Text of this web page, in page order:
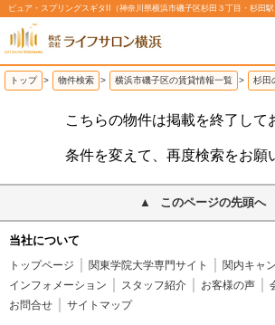
トップ > 物件検索 > 横浜市磯子区の賃貸情報一覧 > 杉田
こちらの物件は掲載を終了して
条件を変えて、再度検索をお願
このページの先頭へ
当社について
トップページ 関東学院大学専門サイト
関内キャ
インフォメーション
スタッフ紹介 お客様の声
お問合せ
サイトマップ